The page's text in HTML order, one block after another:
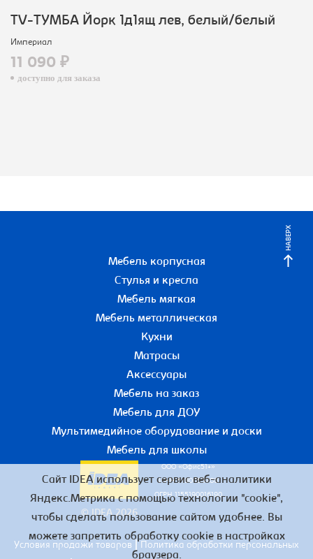
TV-ТУМБА Йорк 1д1ящ лев, белый/белый
Империал
11 090 ₽
доступно для заказа
НАВЕРХ
Мебель корпусная
Стулья и кресла
Мебель мягкая
Мебель металлическая
Кухни
Матрасы
Аксессуары
Мебель на заказ
Мебель для ДОУ
Мультимедийное оборудование и доски
Мебель для школы
© IDEA 2026
ООО «Офис51+»
ИНН 5190055780
ОГРН 1155190016190
Условия продажи товаров | Политика обработки персональных
Сайт IDEA использует сервис веб-аналитики
Яндекс.Метрика с помощью технологии "cookie",
чтобы сделать пользование сайтом удобнее. Вы
можете запретить обработку cookie в настройках
браузера.